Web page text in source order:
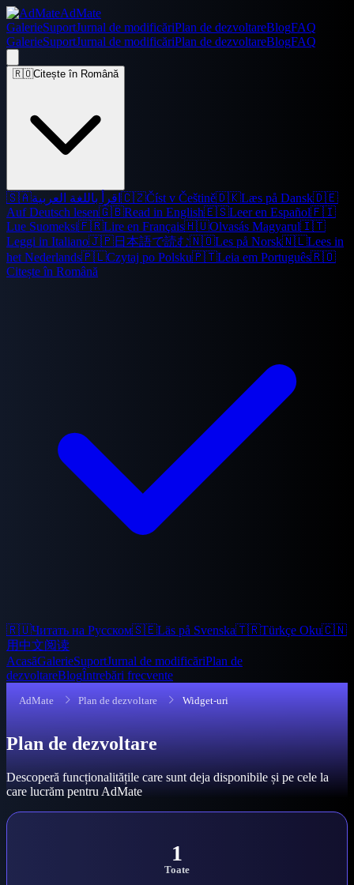
AdMate
GalerieSuportJurnal de modificăriPlan de dezvoltareBlogFAQ
GalerieSuportJurnal de modificăriPlan de dezvoltareBlogFAQ
🇷🇴Citește în Română
🇸🇦اقرأ باللغة العربية 🇨🇿Číst v Češtině🇩🇰Læs på Dansk🇩🇪
Auf Deutsch lesen🇬🇧Read in English🇪🇸Leer en Español🇫🇮
Lue Suomeksi🇫🇷Lire en Français🇭🇺Olvasás Magyarul🇮🇹
Leggi in Italiano🇯🇵日本語で読む🇳🇴Les på Norsk🇳🇱Lees in
het Nederlands🇵🇱Czytaj po Polsku🇵🇹Leia em Português🇷🇴
Citește în Română
🇷🇺Читать на Русском🇸🇪Läs på Svenska🇹🇷Türkçe Oku🇨🇳
用中文阅读
AcasăGalerieSuportJurnal de modificăriPlan de
dezvoltareBlogÎntrebări frecvente
AdMate Plan de dezvoltare Widget-uri
Plan de dezvoltare
Descoperă funcționalitățile care sunt deja disponibile și pe cele la
care lucrăm pentru AdMate
1
Toate